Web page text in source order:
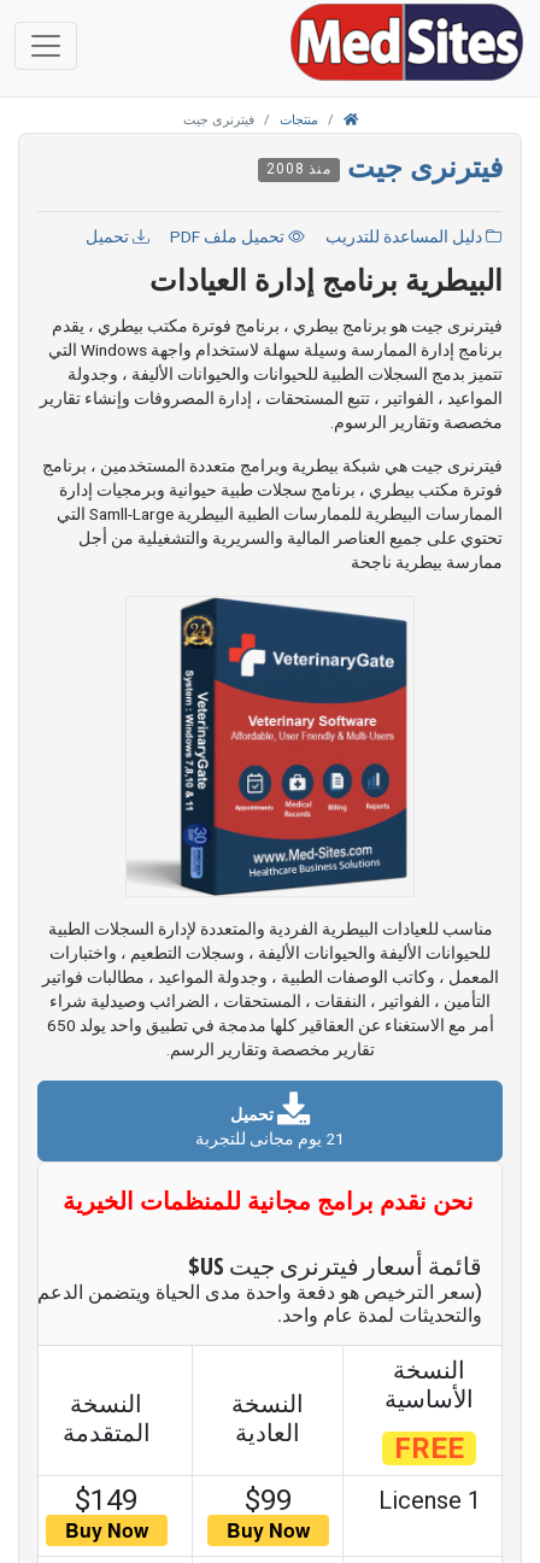
منتجات فيترنرى جيت
فيترنرى جيت منذ 2008
دليل المساعدة للتدريب تحميل ملف PDF تحميل
البيطرية برنامج إدارة العيادات
فيترنرى جيت هو برنامج بيطري ، برنامج فوترة مكتب بيطري ، يقدم
برنامج إدارة الممارسة وسيلة سهلة لاستخدام واجهة Windows التي
تتميز بدمج السجلات الطبية للحيوانات والحيوانات الأليفة ، وجدولة
المواعيد ، الفواتير ، تتبع المستحقات ، إدارة المصروفات وإنشاء تقارير
مخصصة وتقارير الرسوم.
فيترنرى جيت هي شبكة بيطرية وبرامج متعددة المستخدمين ، برنامج
فوترة مكتب بيطري ، برنامج سجلات طبية حيوانية وبرمجيات إدارة
الممارسات البيطرية للممارسات الطبية البيطرية Samll-Large التي
تحتوي على جميع العناصر المالية والسريرية والتشغيلية من أجل
ممارسة بيطرية ناجحة
مناسب للعيادات البيطرية الفردية والمتعددة لإدارة السجلات الطبية
للحيوانات الأليفة والحيوانات الأليفة ، وسجلات التطعيم ، واختبارات
المعمل ، وكاتب الوصفات الطبية ، وجدولة المواعيد ، مطالبات فواتير
التأمين ، الفواتير ، النفقات ، المستحقات ، الضرائب وصيدلية شراء
أمر مع الاستغناء عن العقاقير كلها مدمجة في تطبيق واحد يولد 650
تقارير مخصصة وتقارير الرسم.
تحميل
21 يوم مجانى للتجربة
نحن نقدم برامج مجانية للمنظمات الخيرية
قائمة أسعار فيترنرى جيت US$
(سعر الترخيص هو دفعة واحدة مدى الحياة ويتضمن الدعم
والتحديثات لمدة عام واحد.
النسخة
الأساسية
FREE
النسخة
العادية
النسخة
المتقدمة
1 License
$99
$149